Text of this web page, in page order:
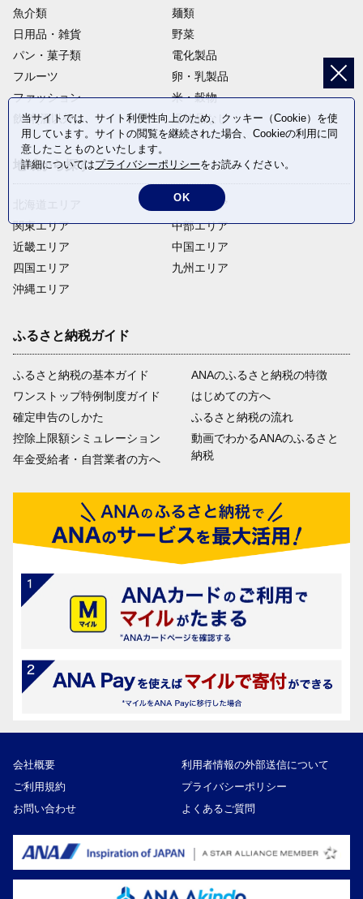
魚介類
麺類
日用品・雑貨
野菜
パン・菓子類
電化製品
フルーツ
卵・乳製品
ファッション
米・穀物
飲料(酒以外)
返礼品なし
地域から探す
関東エリア
近畿エリア
四国エリア
沖縄エリア
東北エリア
中部エリア
中国エリア
九州エリア
ふるさと納税ガイド
ふるさと納税の基本ガイド
ワンストップ特例制度ガイド
確定申告のしかた
控除上限額シミュレーション
年金受給者・自営業者の方へ
ANAのふるさと納税の特徴
はじめての方へ
ふるさと納税の流れ
動画でわかるANAのふるさと
納税
会社概要
利用者情報の外部送信について
ご利用規約
プライバシーポリシー
お問い合わせ
よくあるご質問
当サイトでは、サイト利便性向上のため、クッキー（Cookie）を使
用しています。サイトの閲覧を継続された場合、Cookieの利用に同
意したことものといたします。
詳細についてはプライバシーポリシーをお読みください。
OK